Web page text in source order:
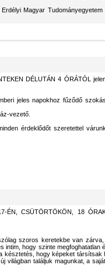
Magyar Tudományegyetem
DÉLUTÁN 4 ÓRÁTÓL
jeles napokhoz fűződő
vezető.
érdeklődőt szeretettel
ÉN, CSÜTÖRTÖKÖN, 18
szoros keretekbe van
intim, hogy szinte megfoghatatlan
késztetés, hogy képeket társítsak
világban találjuk magunkat, a